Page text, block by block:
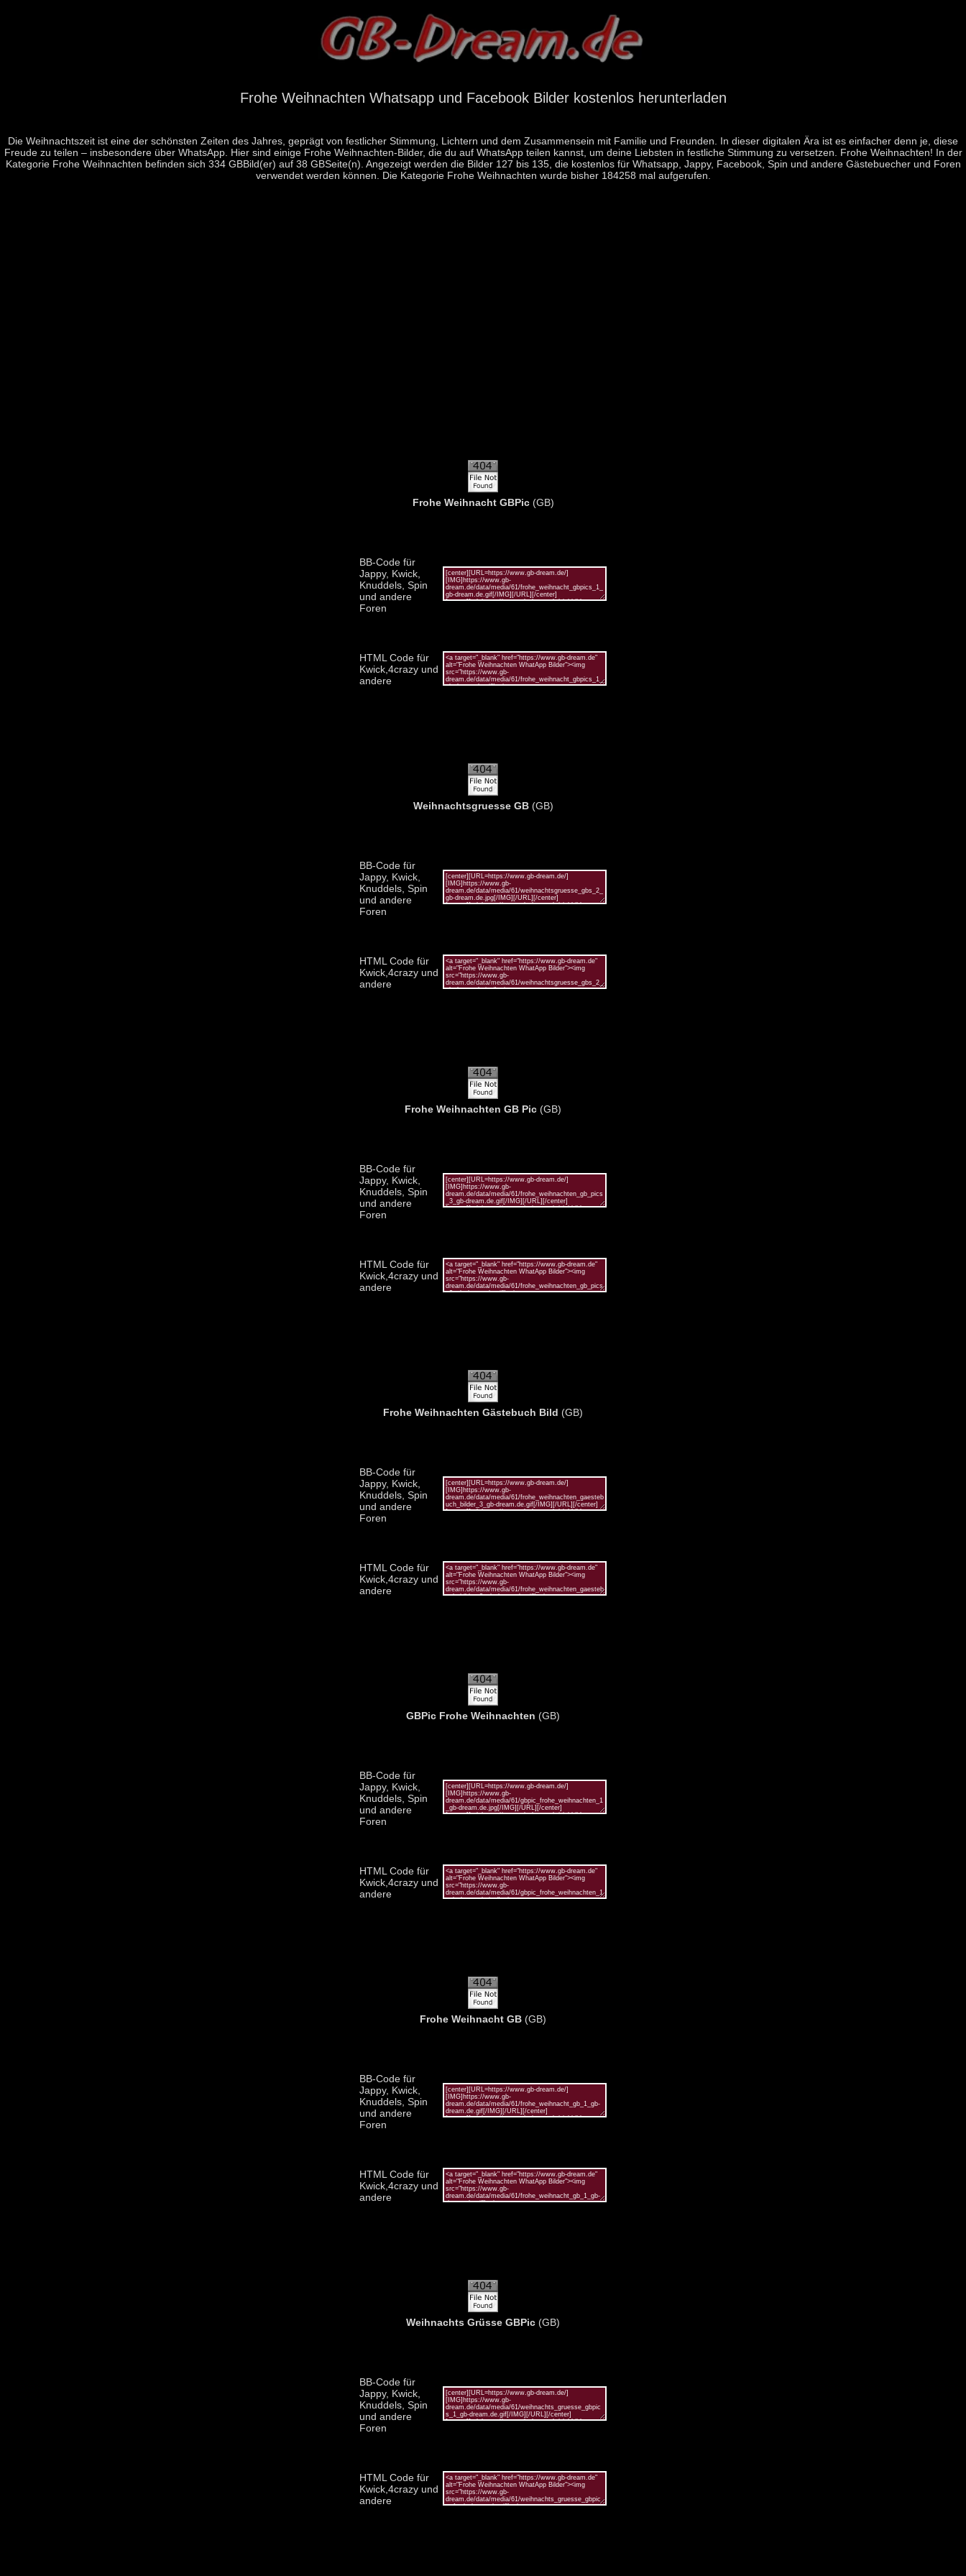
Frohe Weihnachten Whatsapp und Facebook Bilder kostenlos herunterladen
Die Weihnachtszeit ist eine der schönsten Zeiten des Jahres, geprägt von festlicher Stimmung, Lichtern und dem Zusammensein mit Familie und Freunden. In dieser digitalen Ära ist es einfacher denn je, diese
Freude zu teilen – insbesondere über WhatsApp. Hier sind einige Frohe Weihnachten-Bilder, die du auf WhatsApp teilen kannst, um deine Liebsten in festliche Stimmung zu versetzen. Frohe Weihnachten! In der
Kategorie Frohe Weihnachten befinden sich 334 GBBild(er) auf 38 GBSeite(n). Angezeigt werden die Bilder 127 bis 135, die kostenlos für Whatsapp, Jappy, Facebook, Spin und andere Gästebuecher und Foren
verwendet werden können. Die Kategorie Frohe Weihnachten wurde bisher 184258 mal aufgerufen.
Frohe Weihnacht GBPic(GB)
BB-Code für
Jappy, Kwick,
Knuddels, Spin
und andere
Foren
HTML Code für
Kwick,4crazy und
andere
Weihnachtsgruesse GB(GB)
BB-Code für
Jappy, Kwick,
Knuddels, Spin
und andere
Foren
HTML Code für
Kwick,4crazy und
andere
Frohe Weihnachten GB Pic (GB)
BB-Code für
Jappy, Kwick,
Knuddels, Spin
und andere
Foren
HTML Code für
Kwick,4crazy und
andere
Frohe Weihnachten Gästebuch Bild (GB)
BB-Code für
Jappy, Kwick,
Knuddels, Spin
und andere
Foren
HTML Code für
Kwick,4crazy und
andere
GBPic Frohe Weihnachten (GB)
BB-Code für
Jappy, Kwick,
Knuddels, Spin
und andere
Foren
HTML Code für
Kwick,4crazy und
andere
Frohe Weihnacht GB (GB)
BB-Code für
Jappy, Kwick,
Knuddels, Spin
und andere
Foren
HTML Code für
Kwick,4crazy und
andere
Weihnachts Grüsse GBPic (GB)
BB-Code für
Jappy, Kwick,
Knuddels, Spin
und andere
Foren
HTML Code für
Kwick,4crazy und
andere